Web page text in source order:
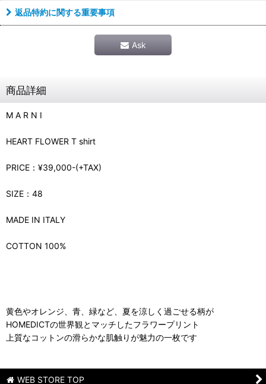
返品特約に関する重要事項
Ask
商品詳細
M A R N I
HEART FLOWER T shirt
PRICE：¥39,000-(+TAX)
SIZE：48
MADE IN ITALY
COTTON 100%
黄色やオレンジ、青、緑など、夏を涼しく過ごせる柄が
HOMEDICTの世界観とマッチしたフラワープリント
上質なコットンの滑らかな肌触りが魅力の一枚です
WEB STORE TOP